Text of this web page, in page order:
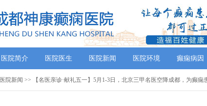
医院简介 医院医生 医院新闻 医院环境 癫痫病因
医院新闻 >> 【名医亲诊·献礼五一】5月1-3日，北京三甲名医空降成都，为癫痫